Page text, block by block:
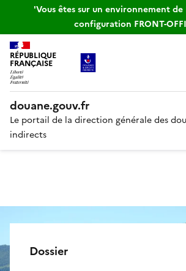
'Vous êtes sur un environnement de
configuration FRONT-
RÉPUBLIQUE
FRANÇAISE
douane.gouv.fr
Le portail de la direction générale des
indirects
Dossier